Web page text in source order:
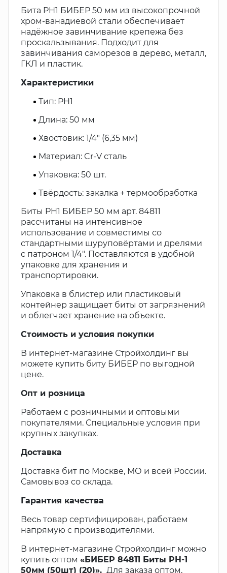
Бита PH1 БИБЕР 50 мм из высокопрочной
хром-ванадиевой стали обеспечивает
надёжное завинчивание крепежа без
проскальзывания. Подходит для
завинчивания саморезов в дерево, металл,
ГКЛ и пластик.
Характеристики
Тип: PH1
Длина: 50 мм
Хвостовик: 1/4" (6,35 мм)
Материал: Cr-V сталь
Упаковка: 50 шт.
Твёрдость: закалка + термообработка
Биты PH1 БИБЕР 50 мм арт. 84811
рассчитаны на интенсивное
использование и совместимы со
стандартными шуруповёртами и дрелями
с патроном 1/4". Поставляются в удобной
упаковке для хранения и
транспортировки.
Упаковка в блистер или пластиковый
контейнер защищает биты от загрязнений
и облегчает хранение на объекте.
Стоимость и условия покупки
В интернет-магазине Стройхолдинг вы
можете купить биту БИБЕР по выгодной
цене.
Опт и розница
Работаем с розничными и оптовыми
покупателями. Специальные условия при
крупных закупках.
Доставка
Доставка бит по Москве, МО и всей России.
Самовывоз со склада.
Гарантия качества
Весь товар сертифицирован, работаем
напрямую с производителями.
В интернет-магазине Стройхолдинг можно
купить оптом «БИБЕР 84811 Биты PH-1
50мм (50шт) (20)». Для заказа оптом,